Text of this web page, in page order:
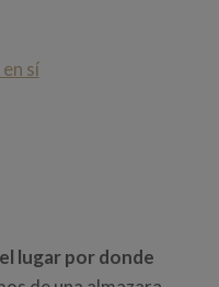
sí
el lugar por donde